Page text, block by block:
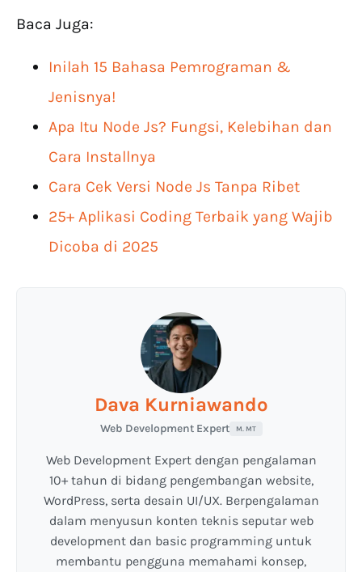
Baca Juga:
Inilah 15 Bahasa Pemrograman &
Jenisnya!
Apa Itu Node Js? Fungsi, Kelebihan dan
Cara Installnya
Cara Cek Versi Node Js Tanpa Ribet
25+ Aplikasi Coding Terbaik yang Wajib
Dicoba di 2025
Dava Kurniawando
Web Development Expert M. MT
Web Development Expert dengan pengalaman
10+ tahun di bidang pengembangan website,
WordPress, serta desain UI/UX. Berpengalaman
dalam menyusun konten teknis seputar web
development dan basic programming untuk
membantu pengguna memahami konsep,